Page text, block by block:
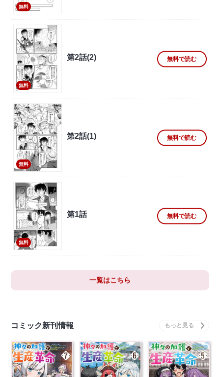
無料
無料
第2話(2) 無料で読む
無料
第2話(1) 無料で読む
無料
第1話 無料で読む
一覧はこちら
コミック新刊情報